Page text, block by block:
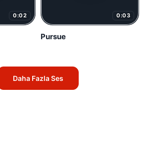
0:02 0:03
Pursue
Daha Fazla Ses